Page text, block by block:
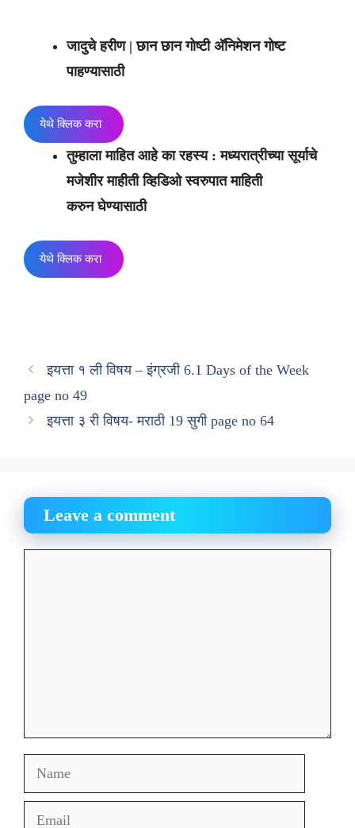
जादुचे हरीण | छान छान गोष्टी अ‍ॅनिमेशन गोष्ट
पाहण्यासाठी
येथे क्लिक करा
तुम्हाला माहित आहे का रहस्य : मध्यरात्रीच्या सूर्याचे
मजेशीर माहीती व्हिडिओ स्वरुपात माहिती
करुन घेण्यासाठी
येथे क्लिक करा
इयत्ता १ ली विषय – इंग्रजी 6.1 Days of the Week
page no 49
इयत्ता ३ री विषय- मराठी 19 सुगी page no 64
Leave a comment
Name
Email